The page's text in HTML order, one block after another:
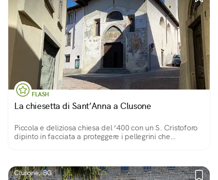
FLASH
La chiesetta di Sant’Anna a Clusone
Piccola e deliziosa chiesa del ‘400 con un S. Cristoforo
dipinto in facciata a proteggere i pellegrini che
Clusone, BG